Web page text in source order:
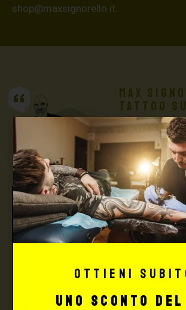
shop@maxsignorello.it
Max
Tattoo
TUTTO
TATTOO
Ottieni
uno sconto del